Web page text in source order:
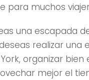
para muchos
una escapada
realizar una
organizar bien
mejor el